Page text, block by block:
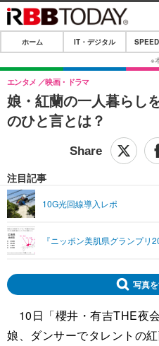
ホーム
IT・デジタル
IT・デジタルTOP
SPEED TEST
グラビア
ショッピング
ライフTOP
リリース一覧
プッシュ通知の停止方法
ホーム IT・デジタル
娘・紅蘭の一人暮らし
のひと言とは？
エンタメ 映画・ドラマ
注目記事
10G光回線導入レポ
『ニッポン美肌県グランプリ
写真
10日「櫻井・有吉THE夜
娘、ダンサーでタレントの